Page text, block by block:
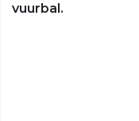
vuurbal.